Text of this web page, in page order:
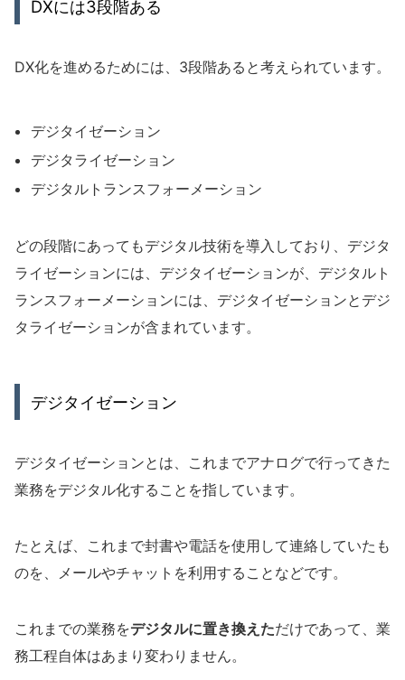
DXには3段階ある
DX化を進めるためには、3段階あると考えられています。
デジタイゼーション
デジタライゼーション
デジタルトランスフォーメーション
どの段階にあってもデジタル技術を導入しており、デジタ
ライゼーションには、デジタイゼーションが、デジタルト
ランスフォーメーションには、デジタイゼーションとデジ
タライゼーションが含まれています。
デジタイゼーション
デジタイゼーションとは、これまでアナログで行ってきた
業務をデジタル化することを指しています。
たとえば、これまで封書や電話を使用して連絡していたも
のを、メールやチャットを利用することなどです。
これまでの業務をデジタルに置き換えただけであって、業
務工程自体はあまり変わりません。